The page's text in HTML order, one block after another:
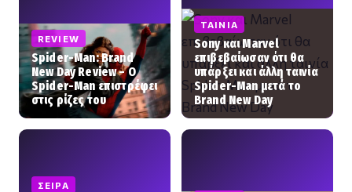
REVIEW
Spider-Man: Brand
New Day Review – Ο
Spider-Man επιστρέφει
στις ρίζες του
ΤΑΙΝΊΑ
Sony και Marvel
επιβεβαίωσαν ότι θα
υπάρξει και άλλη ταινία
Spider-Man μετά το
Brand New Day
ΣΕΙΡΆ